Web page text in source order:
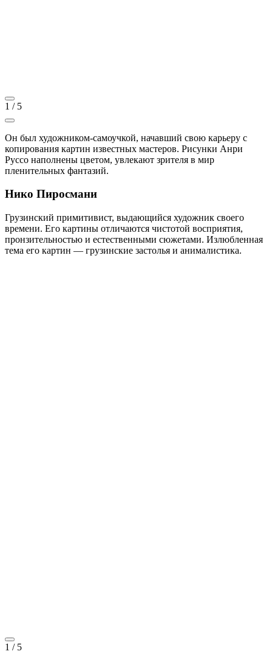
1 / 5
Он был художником-самоучкой, начавший свою карьеру с
копирования картин известных мастеров. Рисунки Анри
Руссо наполнены цветом, увлекают зрителя в мир
пленительных фантазий.
Нико Пиросмани
Грузинский примитивист, выдающийся художник своего
времени. Его картины отличаются чистотой восприятия,
пронзительностью и естественными сюжетами. Излюбленная
тема его картин — грузинские застолья и анималистика.
1 / 5